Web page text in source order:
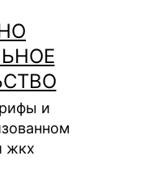
и
жкх